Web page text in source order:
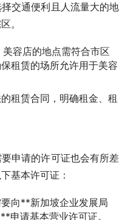
交通便利且人流量大的地
。
美容店的地点需符合市区
租赁的场所允许用于美容
租赁合同，明确租金、租
申请的许可证也会有所差
基本许可证：
要向**新加坡企业发展局
申请基本营业许可证。